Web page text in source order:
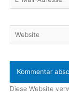
Mail-
Website
Diese Website